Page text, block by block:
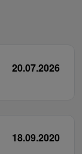
20.07.2026
18.09.2020